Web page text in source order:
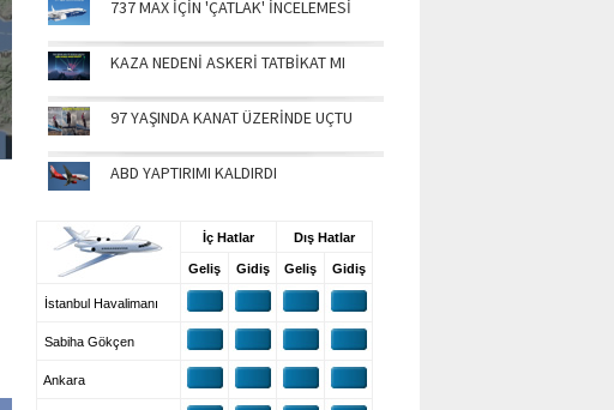
737 MAX İÇİN 'ÇATLAK' İNCELEMESİ
KAZA NEDENİ ASKERİ TATBİKAT MI
97 YAŞINDA KANAT ÜZERİNDE UÇTU
ABD YAPTIRIMI KALDIRDI
İç Hatlar Dış Hatlar
Geliş Gidiş Geliş Gidiş
İstanbul Havalimanı
Sabiha Gökçen
Ankara